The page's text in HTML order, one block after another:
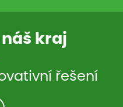
náš kraj
řešení